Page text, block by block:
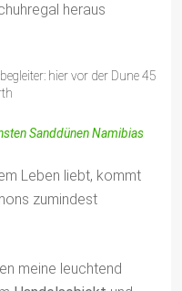
heraus
Sanddünen Namibias
Leben liebt, kommt
zumindest
meine leuchtend